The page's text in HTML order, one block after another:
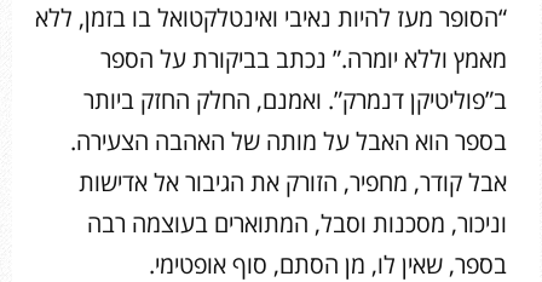
“הסופר מעז להיות נאיבי ואינטלקטואל בו בזמן, ללא
מאמץ וללא יומרה.” נכתב בביקורת על הספר
ב”פוליטיקן דנמרק”. ואמנם, החלק החזק ביותר
בספר הוא האבל על מותה של האהבה הצעירה.
אבל קודר, מחפיר, הזורק את הגיבור אל אדישות
וניכור, מסכנות וסבל, המתוארים בעוצמה רבה
בספר, שאין לו, מן הסתם, סוף אופטימי.